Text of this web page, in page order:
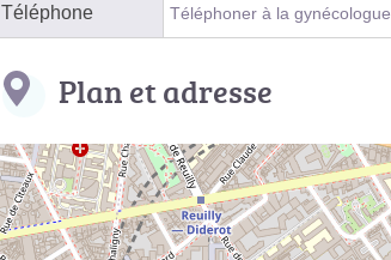
Téléphone Téléphoner à la gynécologue
Plan et adresse